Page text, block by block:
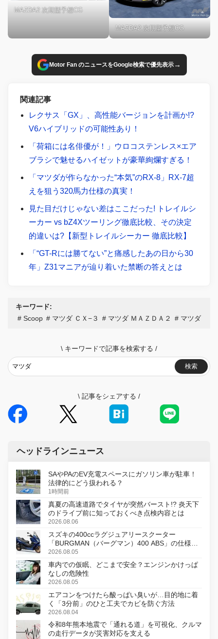
MAZDA2 次期型予想CG
MAZDA2 次期型予想CG
Motor Fan のニュースをGoogle検索で優先表示→
関連記事
レクサス「GX」、高性能バージョンを計画か!?
V6ハイブリッドの可能性あり！
「荷箱には名俳優が！」ウロコステンレス×エア
ブラシで魅せるハイゼットが豪華絢爛すぎる！
「マツダが作らなかった“本気”のRX-8」RX-7超
えを狙う320馬力仕様の真実！
見た目だけじゃない差はここだった! トレイルシ
ーカー vs bZ4Xツーリング徹底比較、その決定
的違いは?【新型トレイルシーカー 徹底比較】
「“GT-Rには勝てない”と痛感したあの日から30
年」Z31マニアが辿り着いた禁断の答えとは
キーワード:
Scoop
マツダ ＣＸ−３ マツダ ＭＡＺＤＡ２ マツダ
\ キーワードで記事を検索する /
検索
\ 記事をシェアする /
ヘッドラインニュース
SAやPAのEV充電スペースにガソリン車が駐車！
法律的にどう扱われる？
1時間前
真夏の高速道路でタイヤが突然バースト!? 炎天下
のドライブ前に知っておくべき点検内容とは
2026.08.06
スズキの400ccラグジュアリースクーター
「BURGMAN（バーグマン）400 ABS」の仕様を
変更し、8月18日に発売
2026.08.05
車内での仮眠、どこまで安全？エンジンかけっぱ
なしの危険性
2026.08.05
エアコンをつけたら酸っぱい臭いが…目的地に着
く「3分前」のひと工夫でカビを防ぐ方法
2026.08.04
令和8年熊本地震で「通れる道」を可視化、クルマ
の走行データが災害対応を支える